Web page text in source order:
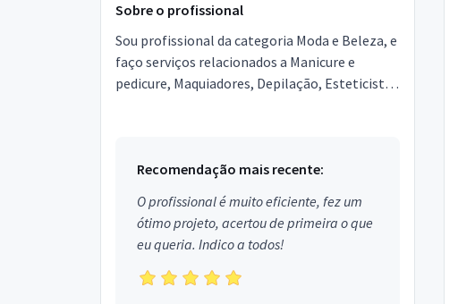
Sobre o profissional
Sou profissional da categoria Moda e Beleza, e
faço serviços relacionados a Manicure e
pedicure, Maquiadores, Depilação, Esteticista,
Recomendação mais recente:
O profissional é muito eficiente, fez um
ótimo projeto, acertou de primeira o que
eu queria. Indico a todos!